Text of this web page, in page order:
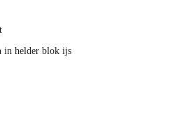
in helder blok ijs